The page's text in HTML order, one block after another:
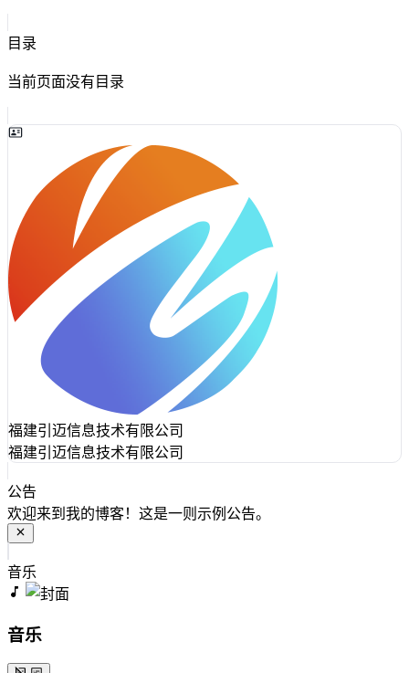
目录
当前页面没有目录
福建引迈信息技术有限公司
福建引迈信息技术有限公司
公告
欢迎来到我的博客！这是一则示例公告。
音乐
音乐